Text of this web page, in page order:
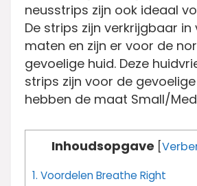
neusstrips zijn ook ideaal
De strips zijn verkrijgbaar
maten en zijn er voor de
gevoelige huid. Deze
strips zijn voor de
hebben de maat Small/
Inhoudsopgave [
1. Voordelen Breathe Right